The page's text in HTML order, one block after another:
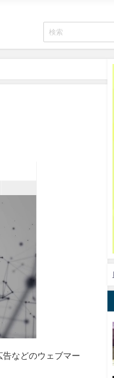
などのウェブマー